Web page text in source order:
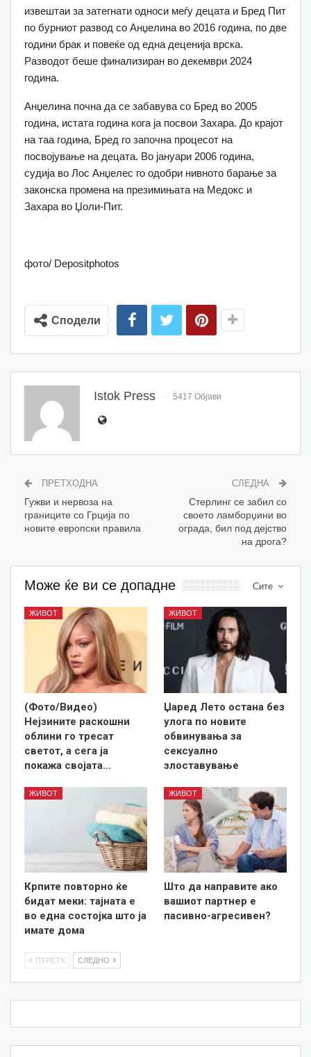
извештаи за затегнати односи меѓу децата и Бред Пит
по бурниот развод со Анџелина во 2016 година, по две
години брак и повеќе од една деценија врска.
Разводот беше финализиран во декември 2024
година.
Анџелина почна да се забавува со Бред во 2005
година, истата година кога ја посвои Захара. До крајот
на таа година, Бред го започна процесот на
посвојување на децата. Во јануари 2006 година,
судија во Лос Анџелес го одобри нивното барање за
законска промена на презимињата на Медокс и
Захара во Џоли-Пит.
фото/ Depositphotos
Сподели
Istok Press 5417 Објави
ПРЕТХОДНА
Гужви и нервоза на
границите со Грција по
новите европски правила
СЛЕДНА
Стерлинг се забил со
своето ламборџини во
ограда, бил под дејство
на дрога?
Сите
Може ќе ви се допадне
ЖИВОТ
(Фото/Видео)
Нејзините раскошни
облини го тресат
светот, а сега ја
покажа својата…
ЖИВОТ
Џаред Лето остана без
улога по новите
обвинувања за
сексуално
злоставување
ЖИВОТ
Крпите повторно ќе
бидат меки: тајната е
во една состојка што ја
имате дома
ЖИВОТ
Што да направите ако
вашиот партнер е
пасивно-агресивен?
ПТРЕТХ СЛЕДНО